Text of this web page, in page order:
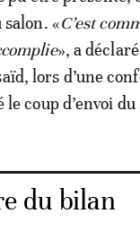
«C’est
», a
lors d’une
coup d’envoi du
du bilan